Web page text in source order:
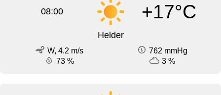
08:00 +17°C
Helder
W, 4.2 m/s
762 mmHg
73 %
3 %